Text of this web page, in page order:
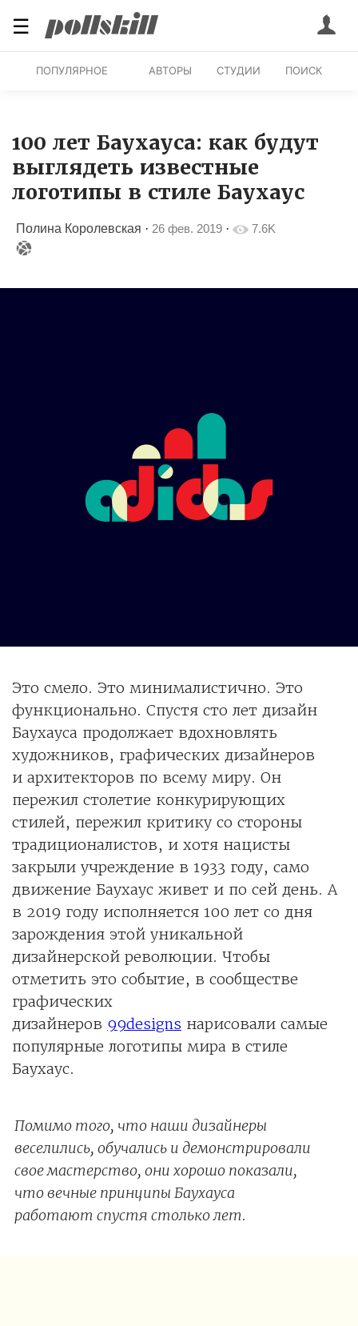
☰
ПОПУЛЯРНОЕ АВТОРЫ СТУДИИ ПОИСК
100 лет Баухауса: как будут
выглядеть известные
логотипы в стиле Баухаус
Полина Королевская · 26 фев. 2019 · 7.6K
Это смело. Это минималистично. Это
функционально. Спустя сто лет дизайн
Баухауса продолжает вдохновлять
художников, графических дизайнеров
и архитекторов по всему миру. Он
пережил столетие конкурирующих
стилей, пережил критику со стороны
традиционалистов, и хотя нацисты
закрыли учреждение в 1933 году, само
движение Баухаус живет и по сей день. А
в 2019 году исполняется 100 лет со дня
зарождения этой уникальной
дизайнерской революции. Чтобы
отметить это событие, в сообществе
графических
дизайнеров 99designs нарисовали самые
популярные логотипы мира в стиле
Баухаус.
Помимо того, что наши дизайнеры
веселились, обучались и демонстрировали
свое мастерство, они хорошо показали,
что вечные принципы Баухауса
работают спустя столько лет.